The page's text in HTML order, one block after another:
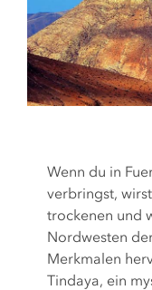
Wenn du in
verbringst,
trockenen und
Nordwesten
Merkmalen
Tindaya, ein